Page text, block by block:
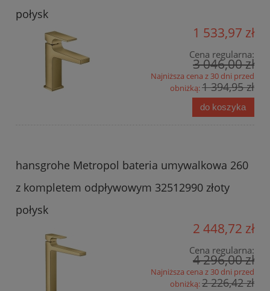
połysk
1 533,97 zł
Cena regularna:
3 046,00 zł
Najniższa cena z 30 dni przed
obniżką:1 394,95 zł
do koszyka
hansgrohe Metropol bateria umywalkowa 260
z kompletem odpływowym 32512990 złoty
połysk
2 448,72 zł
Cena regularna:
4 296,00 zł
Najniższa cena z 30 dni przed
obniżką:2 226,42 zł